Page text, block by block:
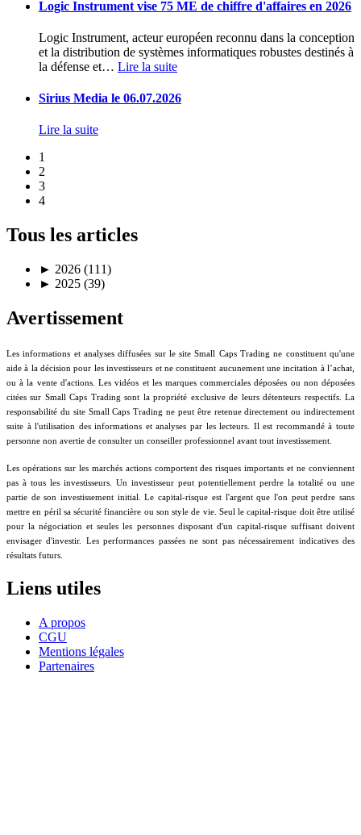
Logic Instrument vise 75 ME de chiffre d'affaires en 2026
Logic Instrument, acteur européen reconnu dans la conception
et la distribution de systèmes informatiques robustes destinés à
la défense et… Lire la suite
Sirius Media le 06.07.2026
Lire la suite
1
2
3
4
Tous les articles
► 2026 (111)
► 2025 (39)
Avertissement
Les informations et analyses diffusées sur le site Small Caps Trading ne constituent qu'une
aide à la décision pour les investisseurs et ne constituent aucunement une incitation à l’achat,
ou à la vente d'actions. Les vidéos et les marques commerciales déposées ou non déposées
citées sur Small Caps Trading sont la propriété exclusive de leurs détenteurs respectifs. La
responsabilité du site Small Caps Trading ne peut être retenue directement ou indirectement
suite à l'utilisation des informations et analyses par les lecteurs. Il est recommandé à toute
personne non avertie de consulter un conseiller professionnel avant tout investissement.
Les opérations sur les marchés actions comportent des risques importants et ne conviennent
pas à tous les investisseurs. Un investisseur peut potentiellement perdre la totalité ou une
partie de son investissement initial. Le capital-risque est l'argent que l'on peut perdre sans
mettre en péril sa sécurité financière ou son style de vie. Seul le capital-risque doit être utilisé
pour la négociation et seules les personnes disposant d'un capital-risque suffisant doivent
envisager d'investir. Les performances passées ne sont pas nécessairement indicatives des
résultats futurs.
Liens utiles
A propos
CGU
Mentions légales
Partenaires